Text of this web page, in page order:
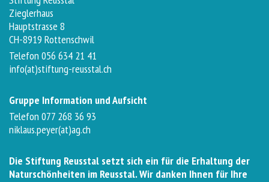
Zieglerhaus
Hauptstrasse 8
CH-8919 Rottenschwil
Telefon 056 634 21 41
info(at)stiftung-reusstal.ch
Gruppe Information und Aufsicht
Telefon 077 268 36 93
niklaus.peyer(at)ag.ch
Die Stiftung Reusstal setzt sich ein für die Erhaltung der
Naturschönheiten im Reusstal. Wir danken Ihnen für Ihre